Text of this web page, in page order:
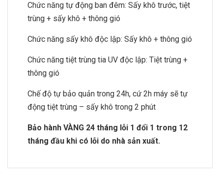
Chức năng tự động ban đêm: Sấy khô trước, tiệt
trùng + sấy khô + thông gió
Chức năng sấy khô độc lập: Sấy khô + thông gió
Chức năng tiệt trùng tia UV độc lập: Tiệt trùng +
thông gió
Chế độ tự bảo quản trong 24h, cứ 2h máy sẽ tự
động tiệt trùng – sấy khô trong 2 phút
Bảo hành VÀNG 24 tháng lỗi 1 đổi 1 trong 12
tháng đầu khi có lỗi do nhà sản xuất.